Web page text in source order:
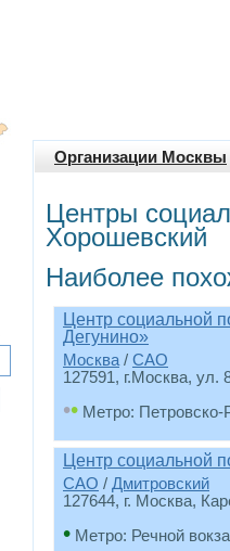
Организации Москвы
Центры
Хорошевский
Наиболее
Центр социальной
Дегунино»
Москва / САО
127591, г.Москва, ул.
•• Метро: Петровско-
Центр социальной
САО / Дмитровский
127644, г. Москва,
• Метро: Речной